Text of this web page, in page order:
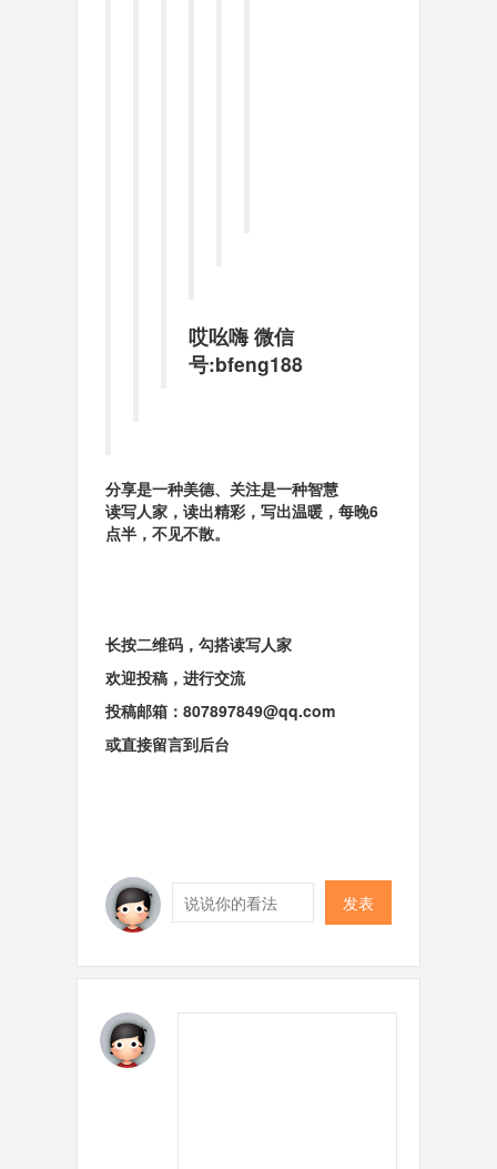
哎吆嗨 微信
号:bfeng188
分享是一种美德、 关注是一种智慧
读写人家，读出精彩，写出温暖，每晚6
点半，不见不散。
长按二维码，勾搭读写人家
欢迎投稿，进行交流
投稿邮箱： 807897849@qq.com
或直接留言到后台
发表